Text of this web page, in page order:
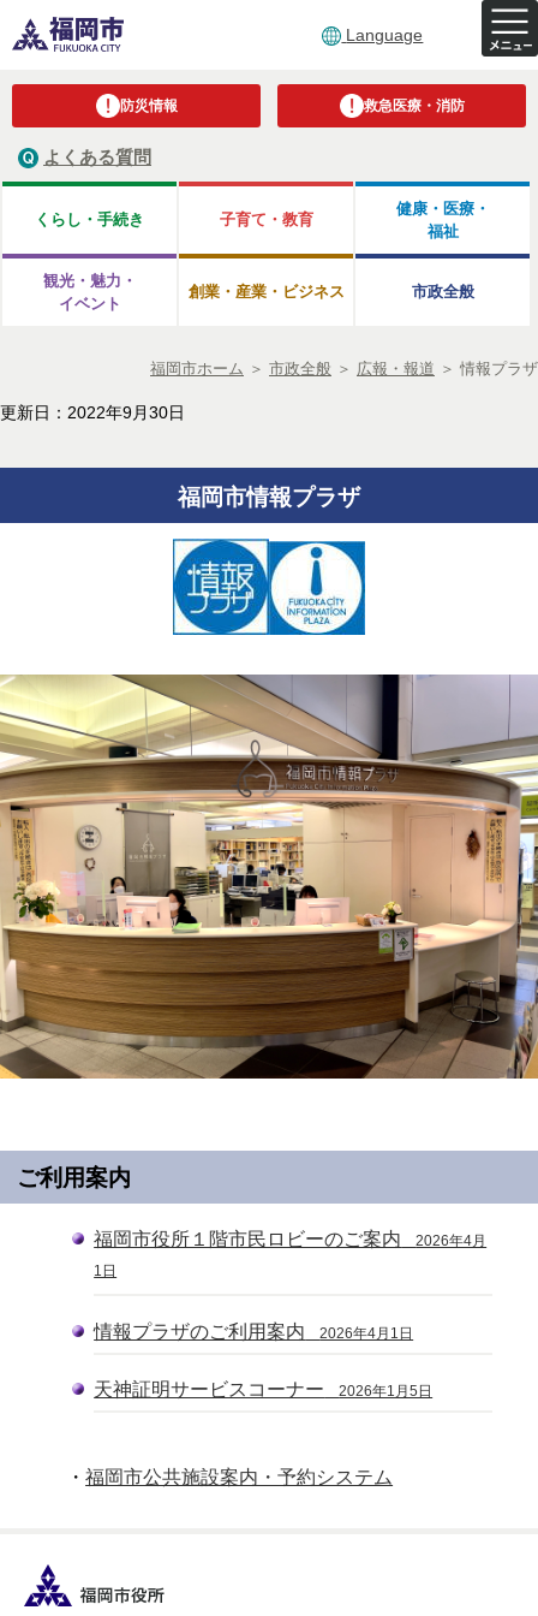
Language
防災情報 救急医療・消防
よくある質問
くらし・手続き 子育て・教育
健康・医療・
福祉
観光・魅力・
イベント
創業・産業・ビジネス 市政全般
福岡市ホーム ＞ 市政全般 ＞ 広報・報道 ＞ 情報プラザ
更新日：2022年9月30日
福岡市情報プラザ
ご利用案内
福岡市役所１階市民ロビーのご案内 2026年4月
1日
情報プラザのご利用案内 2026年4月1日
天神証明サービスコーナー 2026年1月5日
・福岡市公共施設案内・予約システム